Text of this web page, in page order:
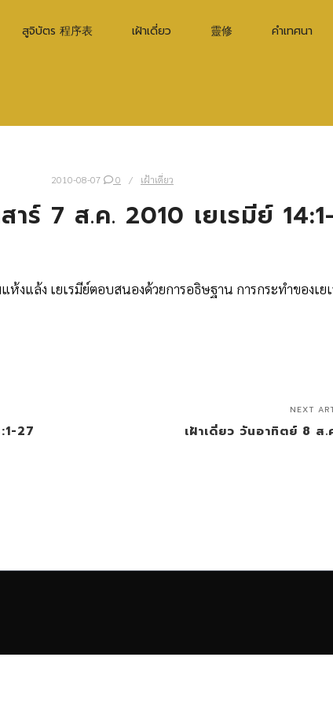
สูจิบัตร 程序表 เฝ้าเดี่ยว 靈修 คำเทศนา
2010-08-07 0 เฝ้าเดี่ยว
าร์ 7 ส.ค. 2010 เยเรมีย์
งแล้ง เยเรมีย์ตอบสนองด้วยการอธิษฐาน การกระทำของเ
27
NEXT
เฝ้าเดี่ยว วันอาทิตย์ 8 ส.